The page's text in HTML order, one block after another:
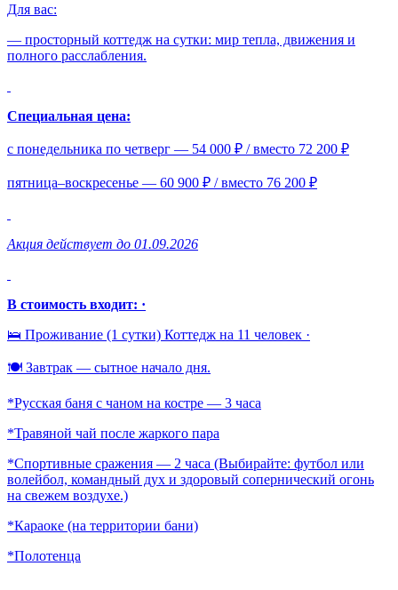
Для вас:
— просторный коттедж на сутки: мир тепла, движения и
полного расслабления.
Специальная цена:
с понедельника по четверг — 54 000 ₽ / вместо 72 200 ₽
пятница–воскресенье — 60 900 ₽ / вместо 76 200 ₽
Акция действует до 01.09.2026
В стоимость входит: ·
🛌 Проживание (1 сутки) Коттедж на 11 человек ·
🍽️ Завтрак — сытное начало дня.
*Русская баня с чаном на костре — 3 часа
*Травяной чай после жаркого пара
*Спортивные сражения — 2 часа (Выбирайте: футбол или
волейбол, командный дух и здоровый сопернический огонь
на свежем воздухе.)
*Караоке (на территории бани)
*Полотенца